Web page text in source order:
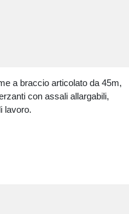
a braccio articolato da 45m,
con assali allargabili,
lavoro.